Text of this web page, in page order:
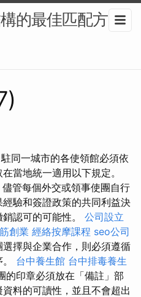
的最佳匹配方案-
同一城市的各使領館必須依
當地統一適用以下規定。
儘管每個外交或領事使團自行
驗和簽證政策的共同利益決
認可的可能性。 公司設立
創業 經絡按摩課程 seo公司
擇與企業合作，則必須遵循
台中養生館 台中排毒養生
的印章必須放在「備註」部
料的可讀性，並且不會超出